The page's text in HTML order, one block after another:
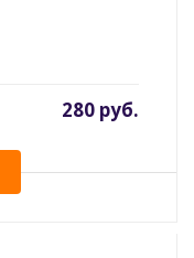
280 руб.